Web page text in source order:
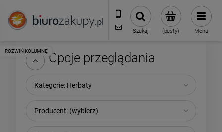
32 70 50 250
sklep@biurozakupy.pl
(pusty)
Szukaj Menu
Opcje przeglądania
Kategorie: Herbaty
Producent: (wybierz)